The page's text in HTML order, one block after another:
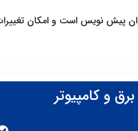
پیش نویس است و امکان
و کامپیوتر